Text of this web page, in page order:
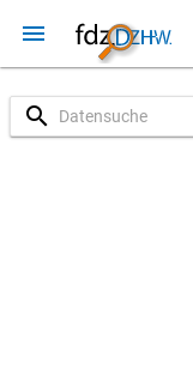
menu
search